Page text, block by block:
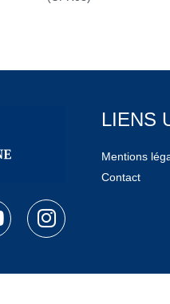
LIENS
Mentions
Contact